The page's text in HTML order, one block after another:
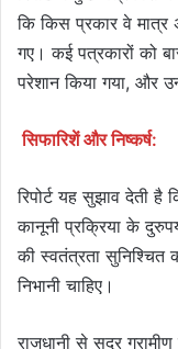
कि किस प्रकार वे मात्र
गए। कई पत्रकारों को
परेशान किया गया, और
सिफारिशें और निष्कर्ष:
रिपोर्ट यह सुझाव देती
कानूनी प्रक्रिया के
की स्वतंत्रता सुनिश्चित
निभानी चाहिए।
राजधानी से सुदूर